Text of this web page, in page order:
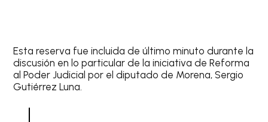
Esta reserva fue incluida de último minuto durante la
discusión en lo particular de la iniciativa de Reforma
al Poder Judicial por el diputado de Morena, Sergio
Gutiérrez Luna.